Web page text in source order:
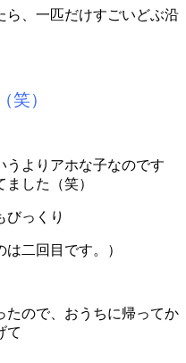
ら、一匹だけすごいどぶ沿
笑）
うよりアホな子なのです
した（笑）
びっくり
二回目です。）
たので、おうちに帰ってか
て